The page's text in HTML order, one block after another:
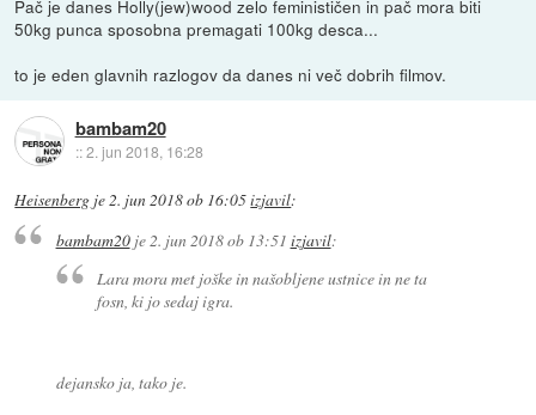
Pač je danes Holly(jew)wood zelo feminističen in pač mora biti
50kg punca sposobna premagati 100kg desca...
to je eden glavnih razlogov da danes ni več dobrih filmov.
bambam20
::2. jun 2018, 16:28
Heisenberg je2. jun 2018 ob 16:05izjavil:
bambam20je 2. jun 2018 ob 13:51 izjavil:
Lara mora met joške in našobljene ustnice in ne ta
fosn, ki jo sedaj igra.
dejansko ja, tako je.